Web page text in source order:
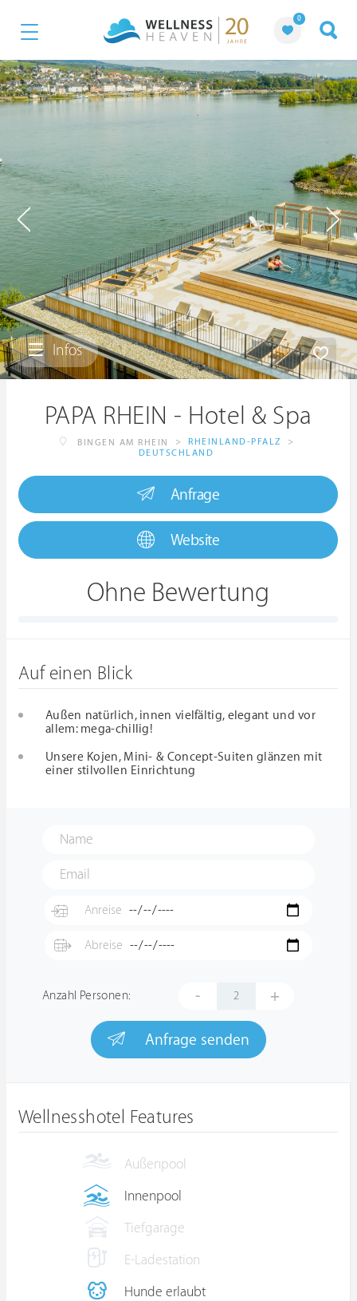
0
Infos
PAPA RHEIN - Hotel & Spa
BINGEN AM RHEIN > RHEINLAND-PFALZ
>
DEUTSCHLAND
Anfrage
Website
Ohne Bewertung
Auf einen Blick
Außen natürlich, innen vielfältig, elegant und vor
allem: mega-chillig!
Unsere Kojen, Mini- & Concept-Suiten glänzen mit
einer stilvollen Einrichtung
Anzahl Personen: - +
Anfrage senden
Wellnesshotel Features
Außenpool
Innenpool
Tiefgarage
E-Ladestation
Hunde erlaubt